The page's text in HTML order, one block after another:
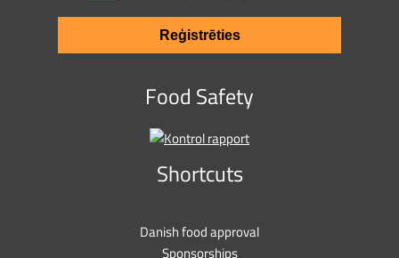
Reģistrēties
Food Safety
Shortcuts
Danish food approval
Sponsorships